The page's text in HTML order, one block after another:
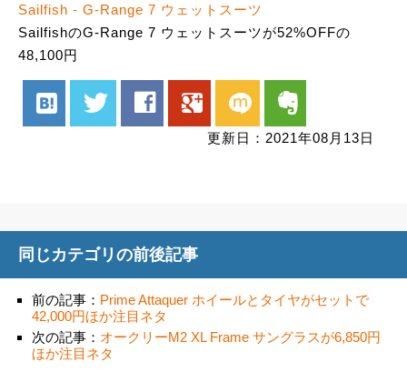
Sailfish - G-Range 7 ウェットスーツ
SailfishのG-Range 7 ウェットスーツが52%OFFの
48,100円
hatenabookmark twitter facebook google mixi evernote
更新日：2021年08月13日
同じカテゴリの前後記事
前の記事： Prime Attaquer ホイールとタイヤがセットで
42,000円ほか注目ネタ
次の記事： オークリーM2 XL Frame サングラスが6,850円
ほか注目ネタ